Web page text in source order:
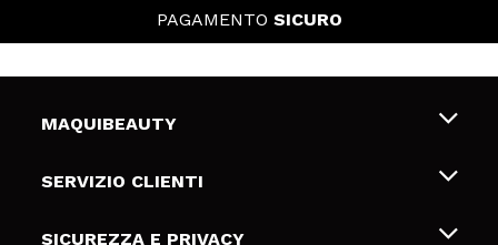
PAGAMENTO SICURO
MAQUIBEAUTY
Chi siamo
Gift Cards
SERVIZIO CLIENTI
Spedizioni & Resi
SICUREZZA E PRIVACY